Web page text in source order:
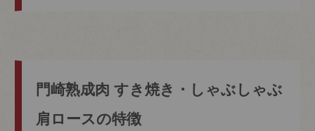
門崎熟成肉 すき焼き・しゃぶしゃぶ
肩ロースの特徴